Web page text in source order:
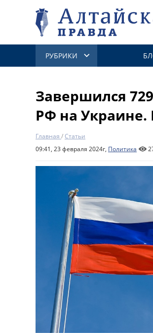
РУБРИКИ
Завершился
РФ на Украине.
Главная /Статьи
09:41, 23 февраля 2024г, Политика